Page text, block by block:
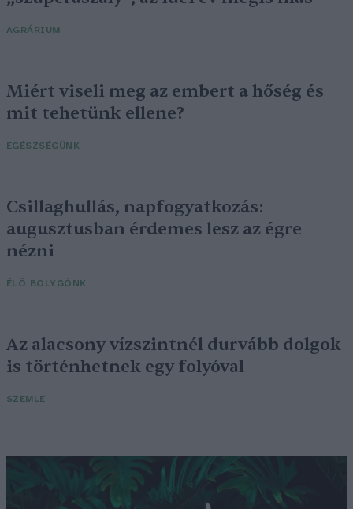
AGRÁRIUM
Miért viseli meg az embert a hőség és
mit tehetünk ellene?
EGÉSZSÉGÜNK
Csillaghullás, napfogyatkozás:
augusztusban érdemes lesz az égre
nézni
ÉLŐ BOLYGÓNK
Az alacsony vízszintnél durvább dolgok
is történhetnek egy folyóval
SZEMLE